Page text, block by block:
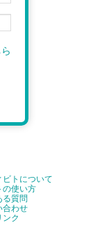
ビトについて
の使い方
る質問
合わせ
ク